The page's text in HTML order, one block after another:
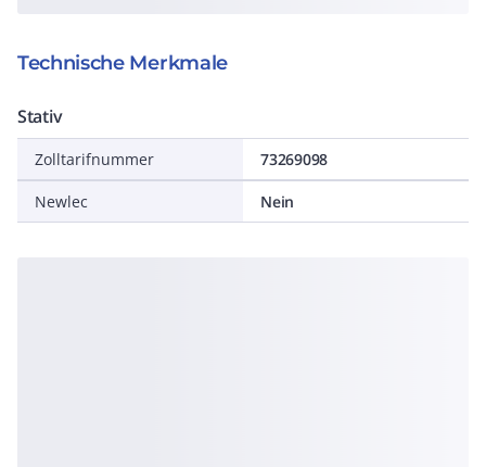
Technische Merkmale
Stativ
Zolltarifnummer 73269098
Newlec Nein